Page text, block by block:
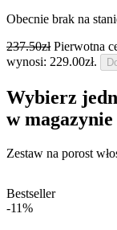
Obecnie brak na
237.50zł Pierwotna
wynosi: 229.00zł.
Wybierz
w magazynie
Zestaw na porost
Bestseller
-11%